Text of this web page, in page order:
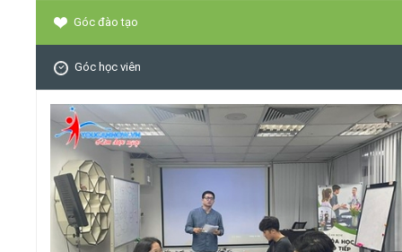
Góc đào tạo
Góc học viên